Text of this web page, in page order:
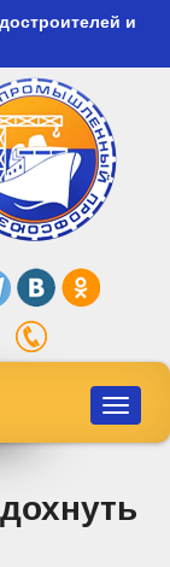
и
Toggle